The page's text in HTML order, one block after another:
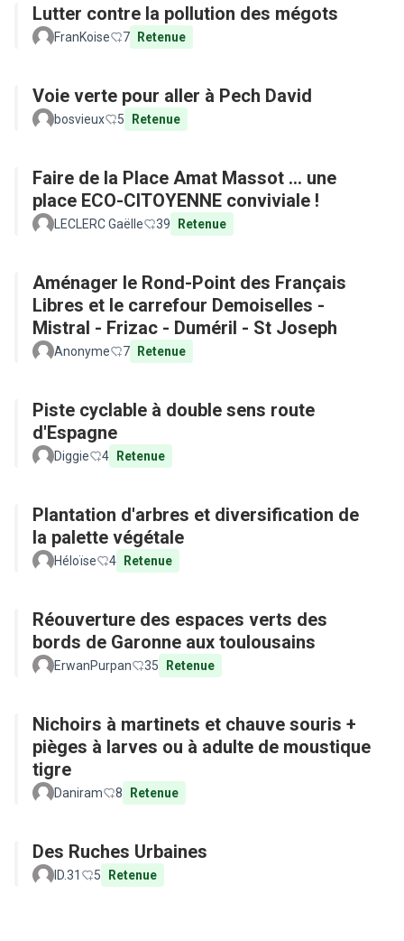
Lutter contre la pollution des mégots
FranKoise 7 Retenue
Voie verte pour aller à Pech David
bosvieux 5 Retenue
Faire de la Place Amat Massot ... une
place ECO-CITOYENNE conviviale !
LECLERC Gaëlle 39 Retenue
Aménager le Rond-Point des Français
Libres et le carrefour Demoiselles -
Mistral - Frizac - Duméril - St Joseph
Anonyme 7 Retenue
Piste cyclable à double sens route
d'Espagne
Diggie 4 Retenue
Plantation d'arbres et diversification de
la palette végétale
Héloïse 4 Retenue
Réouverture des espaces verts des
bords de Garonne aux toulousains
ErwanPurpan 35 Retenue
Nichoirs à martinets et chauve souris +
pièges à larves ou à adulte de moustique
tigre
Daniram 8 Retenue
Des Ruches Urbaines
ID.31 5 Retenue